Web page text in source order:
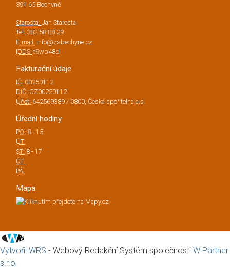
391 65 Bechyně
Starosta: Jan Starosta
Tel: 382 58 88 29
E-mail: info@zsbechyne.cz
IDDS: t9wb48d
Fakturační údaje
IČ: 00250112
DIČ: CZ00250112
Účet: 642569389 / 0800, Česká spořitelna a.s.
Úřední hodiny
PO: 8 - 15
ÚT:
ST: 8 - 17
ČT:
PÁ:
Mapa
Vytvořil WRS - Webový Redakční Systém společnosti W Partner
s.r.o.